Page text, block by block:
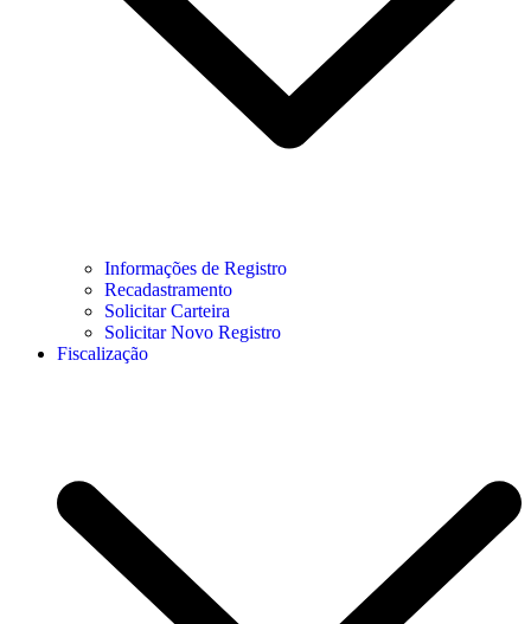
Informações de Registro
Recadastramento
Solicitar Carteira
Solicitar Novo Registro
Fiscalização